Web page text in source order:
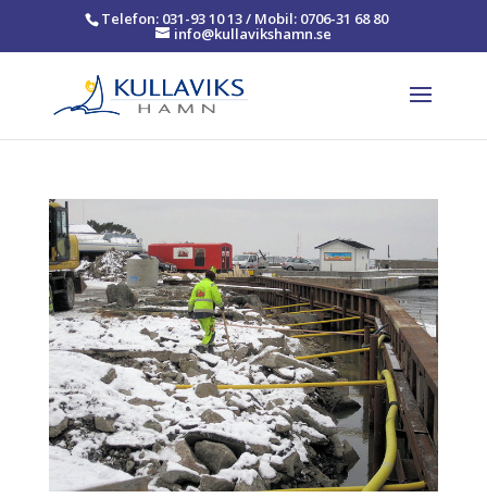
Telefon: 031-93 10 13 / Mobil: 0706-31 68 80
info@kullavikshamn.se